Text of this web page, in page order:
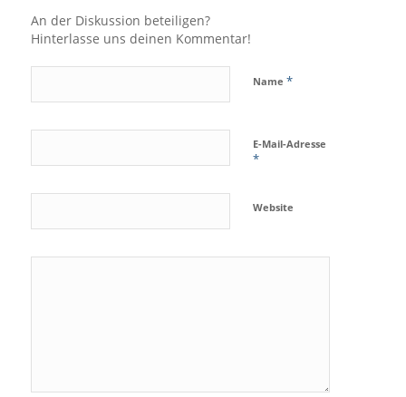
An der Diskussion beteiligen?
Hinterlasse uns deinen Kommentar!
Name *
E-Mail-Adresse
*
Website